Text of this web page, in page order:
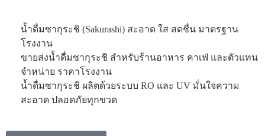
น้ำดื่มซากุระชิ (Sakurashi) สะอาด ใส สดชื่น มาตรฐาน
โรงงาน
ขายส่งน้ำดื่มซากุระชิ สำหรับร้านอาหาร คาเฟ่ และตัวแทน
จำหน่าย ราคาโรงงาน
น้ำดื่มซากุระชิ ผลิตด้วยระบบ RO และ UV มั่นใจความ
สะอาด ปลอดภัยทุกขวด